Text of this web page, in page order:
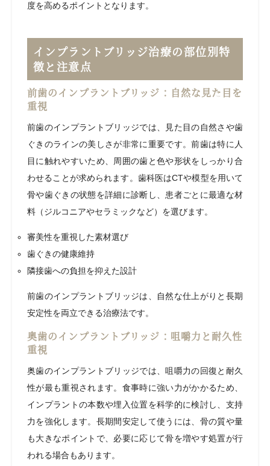
度を高めるポイントとなります。
インプラントブリッジ治療の部位別特
徴と注意点
前歯のインプラントブリッジ：自然な見た目を
重視
前歯のインプラントブリッジでは、見た目の自然さや歯
ぐきのラインの美しさが非常に重要です。前歯は特に人
目に触れやすいため、周囲の歯と色や形状をしっかり合
わせることが求められます。歯科医はCTや模型を用いて
骨や歯ぐきの状態を詳細に診断し、患者ごとに最適な材
料（ジルコニアやセラミックなど）を選びます。
審美性を重視した素材選び
歯ぐきの健康維持
隣接歯への負担を抑えた設計
前歯のインプラントブリッジは、自然な仕上がりと長期
安定性を両立できる治療法です。
奥歯のインプラントブリッジ：咀嚼力と耐久性
重視
奥歯のインプラントブリッジでは、咀嚼力の回復と耐久
性が最も重視されます。食事時に強い力がかかるため、
インプラントの本数や埋入位置を科学的に検討し、支持
力を強化します。長期間安定して使うには、骨の質や量
も大きなポイントで、必要に応じて骨を増やす処置が行
われる場合もあります。